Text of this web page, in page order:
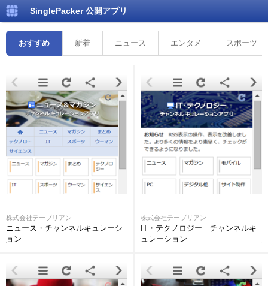
SinglePacker公開アプリ
おすすめ 新着 ニュース エンタメ スポーツ
株式会社テーブリアン
ニュース・チャンネルキュレーシ
ョン
株式会社テーブリアン
IT・テクノロジー チャンネルキ
ュレーション